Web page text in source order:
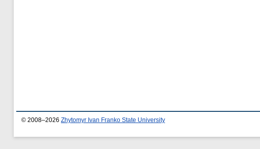
© 2008–2026 Zhytomyr Ivan Franko State University